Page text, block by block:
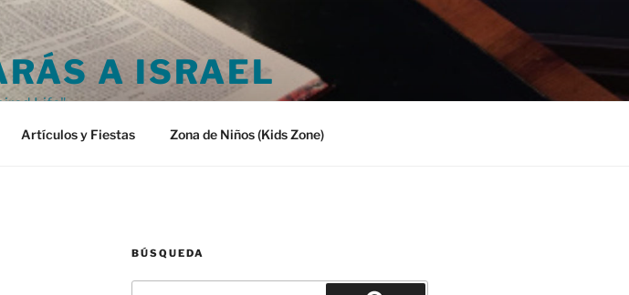
A ISRAEL
Life"
Artículos y Fiestas Zona de Niños (Kids Zone)
BÚSQUEDA